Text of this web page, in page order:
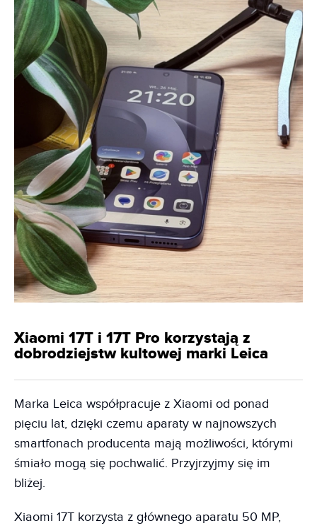
Xiaomi 17T i 17T Pro korzystają z
dobrodziejstw kultowej marki Leica
Marka Leica współpracuje z Xiaomi od ponad
pięciu lat, dzięki czemu aparaty w najnowszych
smartfonach producenta mają możliwości, którymi
śmiało mogą się pochwalić. Przyjrzyjmy się im
bliżej.
Xiaomi 17T korzysta z głównego aparatu 50 MP,